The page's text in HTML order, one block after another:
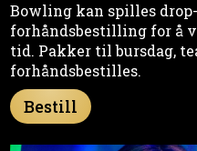
Bowling kan spilles
forhåndsbestilling for å
tid. Pakker til bursdag,
forhåndsbestilles.
Bestill